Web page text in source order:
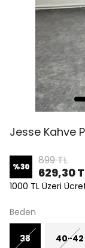
Jesse Kahve
%30 899 TL
629,30
1000 TL Üzeri
Beden
38 40-42